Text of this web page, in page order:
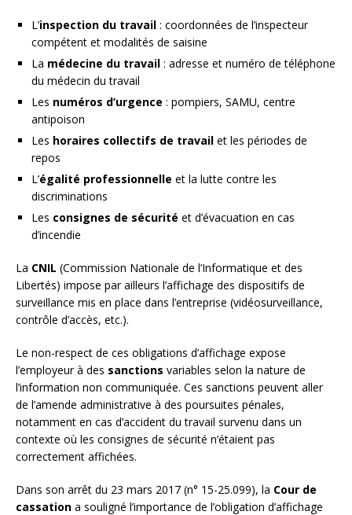
L’inspection du travail : coordonnées de l’inspecteur
compétent et modalités de saisine
La médecine du travail : adresse et numéro de téléphone
du médecin du travail
Les numéros d’urgence : pompiers, SAMU, centre
antipoison
Les horaires collectifs de travail et les périodes de
repos
L’égalité professionnelle et la lutte contre les
discriminations
Les consignes de sécurité et d’évacuation en cas
d’incendie
La CNIL (Commission Nationale de l’Informatique et des
Libertés) impose par ailleurs l’affichage des dispositifs de
surveillance mis en place dans l’entreprise (vidéosurveillance,
contrôle d’accès, etc.).
Le non-respect de ces obligations d’affichage expose
l’employeur à des sanctions variables selon la nature de
l’information non communiquée. Ces sanctions peuvent aller
de l’amende administrative à des poursuites pénales,
notamment en cas d’accident du travail survenu dans un
contexte où les consignes de sécurité n’étaient pas
correctement affichées.
Dans son arrêt du 23 mars 2017 (n° 15-25.099), la Cour de
cassation a souligné l’importance de l’obligation d’affichage